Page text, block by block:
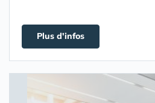
Plus d'infos